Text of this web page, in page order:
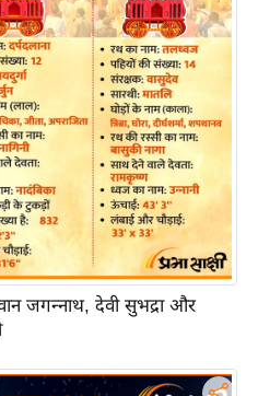
जगन्नाथ, देवी सुभद्रा और